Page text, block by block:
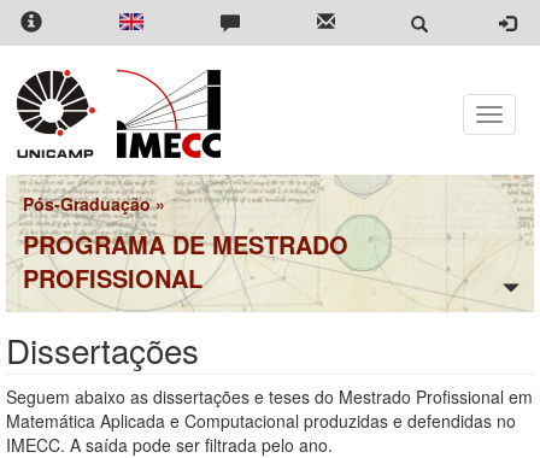
Pular
para
conteúdo
principal
Toggle
Pós-Graduação»
PROGRAMA DE MESTRADO
PROFISSIONAL
Dissertações
Seguem abaixo as dissertações e teses do Mestrado Profissional em
Matemática Aplicada e Computacional produzidas e defendidas no
IMECC. A saída pode ser filtrada pelo ano.